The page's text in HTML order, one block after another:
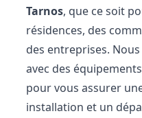
Tarnos, que ce soit
résidences, des
des entreprises.
avec des
pour vous assurer
installation et un